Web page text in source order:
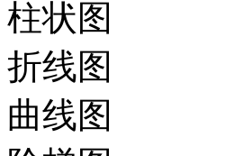
柱状图
折线图
曲线图